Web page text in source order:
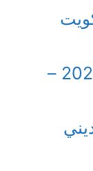
التقويم الدراسي الكويت 2026 –